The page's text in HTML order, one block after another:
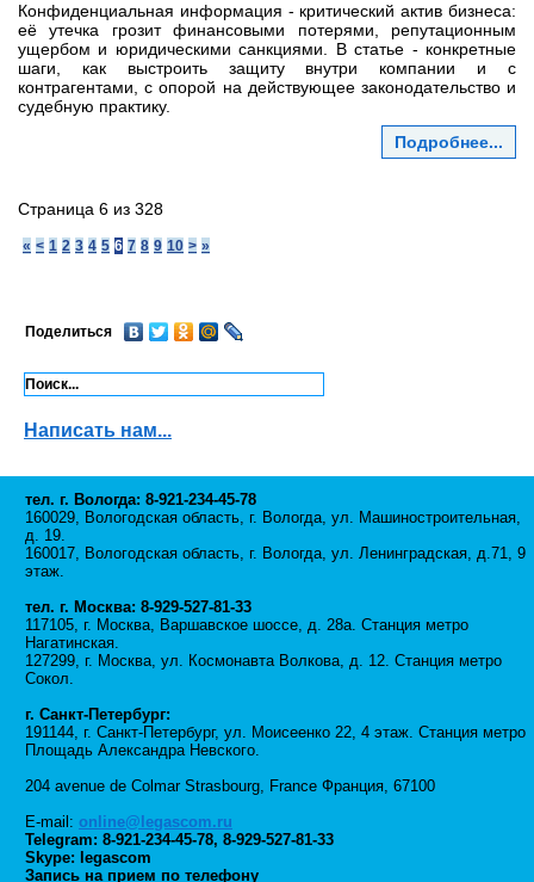
Конфиденциальная информация - критический актив бизнеса:
её утечка грозит финансовыми потерями, репутационным
ущербом и юридическими санкциями. В статье - конкретные
шаги, как выстроить защиту внутри компании и с
контрагентами, с опорой на действующее законодательство и
судебную практику.
Подробнее...
Страница 6 из 328
« < 1 2 3 4 5 6 7 8 9 10 > »
Поделиться
Написать нам...
тел. г. Вологда: 8-921-234-45-78
160029, Вологодская область, г. Вологда, ул. Машиностроительная,
д. 19.
160017, Вологодская область, г. Вологда, ул. Ленинградская, д.71, 9
этаж.
тел. г. Москва: 8-929-527-81-33
117105, г. Москва, Варшавское шоссе, д. 28а. Станция метро
Нагатинская.
127299, г. Москва, ул. Космонавта Волкова, д. 12. Станция метро
Сокол.
г. Санкт-Петербург:
191144, г. Санкт-Петербург, ул. Моисеенко 22, 4 этаж. Станция метро
Площадь Александра Невского.
204 avenue de Colmar Strasbourg, France Франция, 67100
E-mail: online@legascom.ru
Telegram: 8-921-234-45-78, 8-929-527-81-33
Skype: legascom
Запись на прием по телефону